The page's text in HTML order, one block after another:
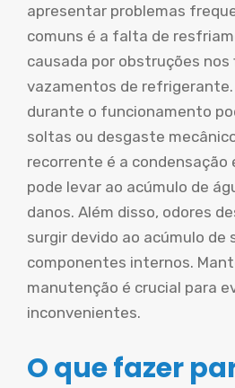
apresentar problemas
comuns é a falta de
causada por obstruções nos
vazamentos de
durante o funcionamento
soltas ou desgaste
recorrente é a condensação
pode levar ao acúmulo de
danos. Além disso, odores
surgir devido ao acúmulo de
componentes internos.
manutenção é crucial para
inconvenientes.
O que fazer